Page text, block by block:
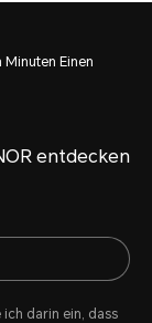
Minuten Einen
entdecken
darin ein, dass